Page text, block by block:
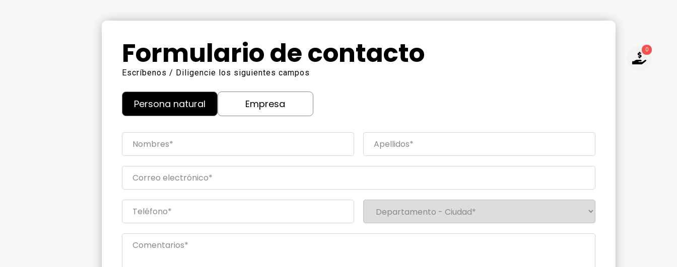
0
Formulario de contacto
Escríbenos / Diligencie los siguientes campos
Persona natural Empresa